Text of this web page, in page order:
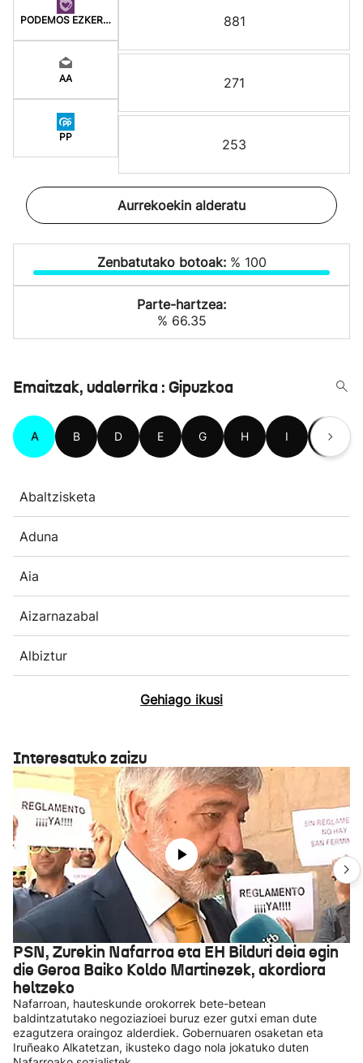
PODEMOS EZKER ANITZ
AA
PP
881
271
253
Aurrekoekin alderatu
Zenbatutako botoak: % 100
Parte-hartzea:
% 66.35
Emaitzak, udalerrika : Gipuzkoa
A B D E G H I L
Abaltzisketa
Aduna
Aia
Aizarnazabal
Albiztur
Gehiago ikusi
Interesatuko zaizu
PSN, Zurekin Nafarroa eta EH Bilduri deia egin
die Geroa Baiko Koldo Martinezek, akordiora
heltzeko
Nafarroan, hauteskunde orokorrek bete-betean
baldintzatutako negoziazioei buruz ezer gutxi eman dute
ezagutzera oraingoz alderdiek. Gobernuaren osaketan eta
Iruñeako Alkatetzan, ikusteko dago nola jokatuko duten